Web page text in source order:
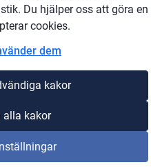
Du hjälper oss att göra en
cookies.
dem
kakor
alla kakor